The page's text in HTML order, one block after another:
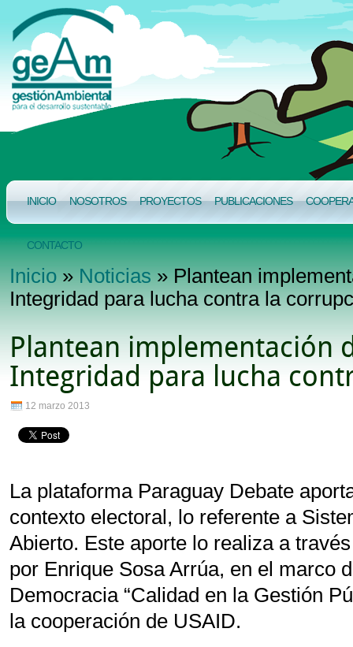
INICIO NOSOTROS PROYECTOS PUBLICACIONES
CONTACTO
Inicio»Noticias» Plantean
Integridad para lucha contra la
Plantean implementación
Integridad para lucha
12 marzo 2013
La plataforma Paraguay Debate
contexto electoral, lo referente a
Abierto. Este aporte lo realiza a
por Enrique Sosa Arrúa, en el marco
Democracia “Calidad en la Gestión
la cooperación de USAID.